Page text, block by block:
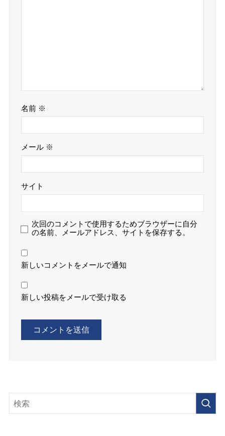
名前 ※
メール ※
サイト
次回のコメントで使用するためブラウザーに自分
の名前、メールアドレス、サイトを保存する。
新しいコメントをメールで通知
新しい投稿をメールで受け取る